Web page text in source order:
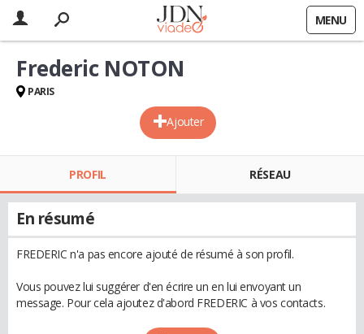
MENU
Ajouter
Frederic NOTON
PARIS
PROFIL RÉSEAU
En résumé
FREDERIC n'a pas encore ajouté de résumé à son profil.
Vous pouvez lui suggérer d'en écrire un en lui envoyant un
message. Pour cela ajoutez d'abord FREDERIC à vos contacts.